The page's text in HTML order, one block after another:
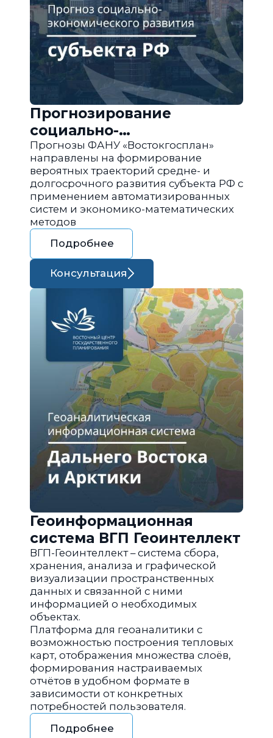
Прогнозирование
социально-
экономического развития
региона РФ
Прогнозы ФАНУ «Востокгосплан»
направлены на формирование
вероятных траекторий средне- и
долгосрочного развития субъекта РФ с
применением автоматизированных
систем и экономико-математических
методов
Подробнее
Консультация
Геоинформационная
система ВГП Геоинтеллект
ВГП-Геоинтеллект – система сбора,
хранения, анализа и графической
визуализации пространственных
данных и связанной с ними
информацией о необходимых
объектах.
Платформа для геоаналитики с
возможностью построения тепловых
карт, отображения множества слоёв,
формирования настраиваемых
отчётов в удобном формате в
зависимости от конкретных
потребностей пользователя.
Подробнее